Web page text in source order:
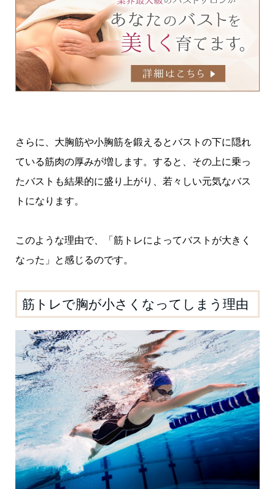
さらに、大胸筋や小胸筋を鍛えるとバストの下に隠れ
ている筋肉の厚みが増します。すると、その上に乗っ
たバストも結果的に盛り上がり、若々しい元気なバス
トになります。
このような理由で、「筋トレによってバストが大きく
なった」と感じるのです。
筋トレで胸が小さくなってしまう理由